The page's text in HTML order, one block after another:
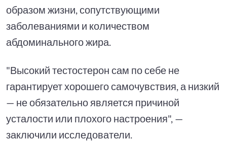
образом жизни, сопутствующими
заболеваниями и количеством
абдоминального жира.
"Высокий тестостерон сам по себе не
гарантирует хорошего самочувствия, а низкий
— не обязательно является причиной
усталости или плохого настроения", —
заключили исследователи.